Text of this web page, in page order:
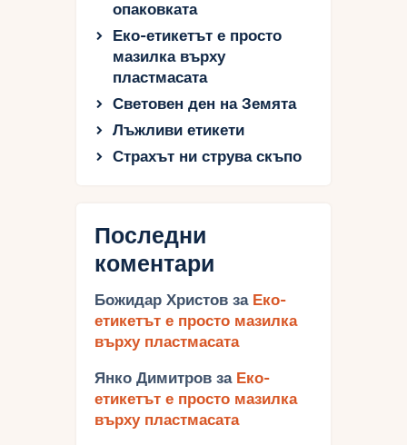
опаковката
Еко-етикетът е просто
мазилка върху
пластмасата
Световен ден на Земята
Лъжливи етикети
Страхът ни струва скъпо
Последни
коментари
Божидар Христов за Еко-
етикетът е просто мазилка
върху пластмасата
Янко Димитров за Еко-
етикетът е просто мазилка
върху пластмасата